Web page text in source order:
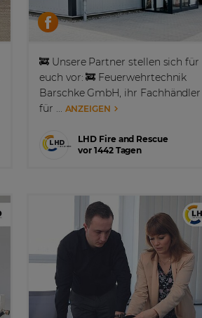
🚒 Unsere Partner stellen sich für
euch vor: 🚒 Feuerwehrtechnik
Barschke GmbH, ihr Fachhändler
für ... ANZEIGEN
LHD Fire and Rescue
vor 1442 Tagen